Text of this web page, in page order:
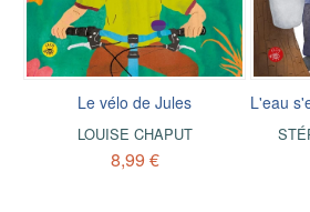
Le vélo de Jules
LOUISE CHAPUT
8,99 €
L'eau